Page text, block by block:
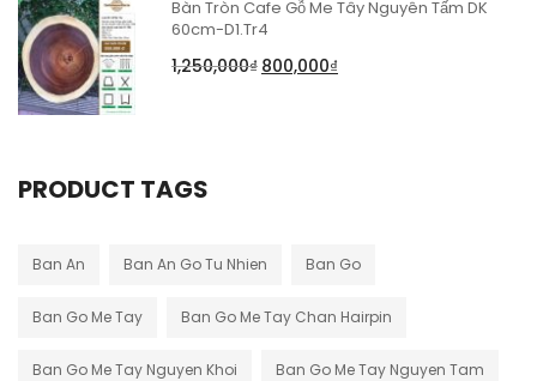
Bàn Tròn Cafe Gỗ Me Tây Nguyên Tấm DK
60cm-D1.Tr4
1,250,000₫ 800,000₫
PRODUCT TAGS
Ban An Ban An Go Tu Nhien Ban Go
Ban Go Me Tay Ban Go Me Tay Chan Hairpin
Ban Go Me Tay Nguyen Khoi Ban Go Me Tay Nguyen Tam